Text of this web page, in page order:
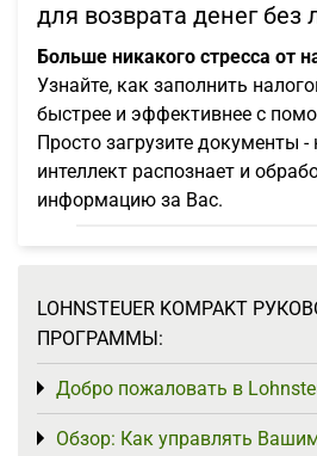
для возврата денег без
Больше никакого стресса от
Узнайте, как заполнить
быстрее и эффективнее с
Просто загрузите документы
интеллект распознает и
информацию за Вас.
LOHNSTEUER KOMPAKT
ПРОГРАММЫ:
Добро пожаловать в
Toggle menu
Обзор: Как управлять
Toggle menu